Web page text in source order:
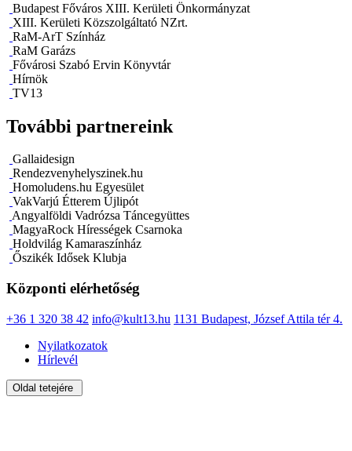
Budapest Főváros XIII. Kerületi Önkormányzat
XIII. Kerületi Közszolgáltató NZrt.
RaM-ArT Színház
RaM Garázs
Fővárosi Szabó Ervin Könyvtár
Hírnök
TV13
További partnereink
Gallaidesign
Rendezvenyhelyszinek.hu
Homoludens.hu Egyesület
VakVarjú Étterem Újlipót
Angyalföldi Vadrózsa Táncegyüttes
MagyaRock Hírességek Csarnoka
Holdvilág Kamaraszínház
Őszikék Idősek Klubja
Központi elérhetőség
+36 1 320 38 42 info@kult13.hu 1131 Budapest, József Attila tér 4.
Nyilatkozatok
Hírlevél
Oldal tetejére